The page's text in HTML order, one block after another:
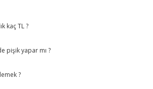
kaç TL ?
pişik yapar mı ?
?